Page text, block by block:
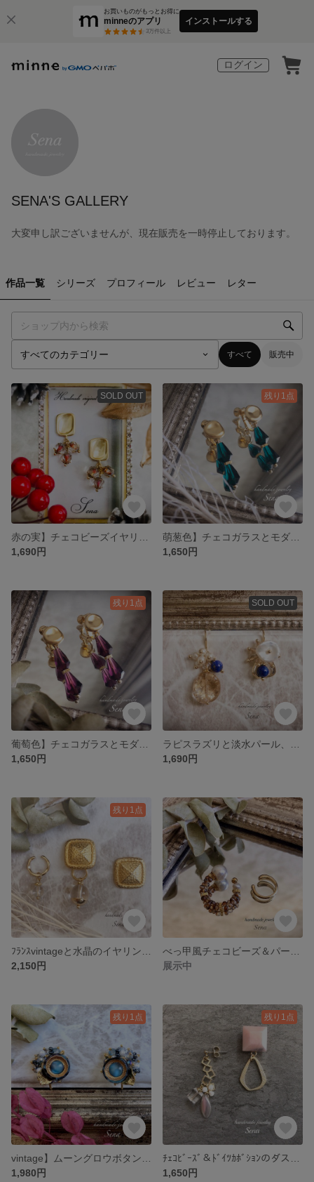
お買いものがもっとお得に
minneのアプリ
3万件以上
インストールする
ログイン
SENA'S GALLERY
大変申し訳ございませんが、現在販売を一時停止しております。
作品一覧 シリーズ プロフィール レビュー レター
すべて 販売中
SOLD OUT
1,690円
残り1点
1,650円
残り1点
1,650円
SOLD OUT
1,690円
残り1点
2,150円
展示中
残り1点
1,980円
残り1点
1,650円